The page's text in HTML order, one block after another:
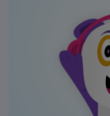
Où écouter Radio
Pitchoun Rédac